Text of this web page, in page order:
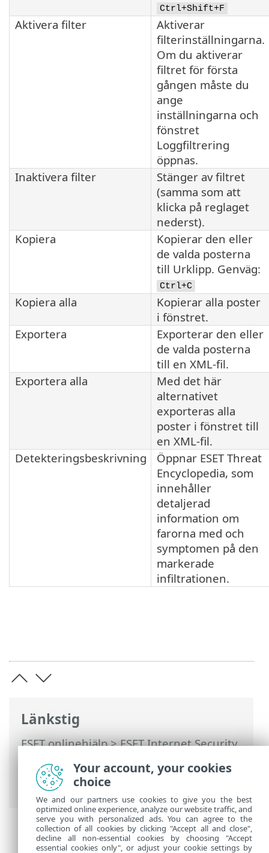
Länkstig
ESET onlinehjälp>ESET Internet Security
Genomsökning av datorn > Logg för
genomsökning av datorn
Ctrl+Shift+F
Aktivera filter
Aktiverar
filterinställningarna.
Om du aktiverar
filtret för första
gången måste du
ange
inställningarna och
fönstret
Loggfiltrering
öppnas.
Inaktivera filter
Stänger av filtret
(samma som att
klicka på reglaget
nederst).
Kopiera
Kopierar den eller
de valda posterna
till Urklipp. Genväg:
Ctrl+C
Kopiera alla
Kopierar alla poster
i fönstret.
Exportera
Exporterar den eller
de valda posterna
till en XML-fil.
Exportera alla
Med det här
alternativet
exporteras alla
poster i fönstret till
en XML-fil.
Detekteringsbeskrivning
Öppnar ESET Threat
Encyclopedia, som
innehåller
detaljerad
information om
farorna med och
symptomen på den
markerade
infiltrationen.
Your account, your cookies
choice
We and our partners use cookies to give you the best
optimized online experience, analyze our website traffic, and
serve you with personalized ads. You can agree to the
collection of all cookies by clicking "Accept all and close",
decline all non-essential cookies by choosing "Accept
essential cookies only", or adjust your cookie settings by